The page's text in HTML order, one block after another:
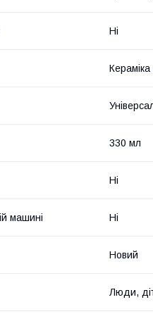
Ні
Кераміка
330 мл
Ні
машині Ні
Новий
Люди,